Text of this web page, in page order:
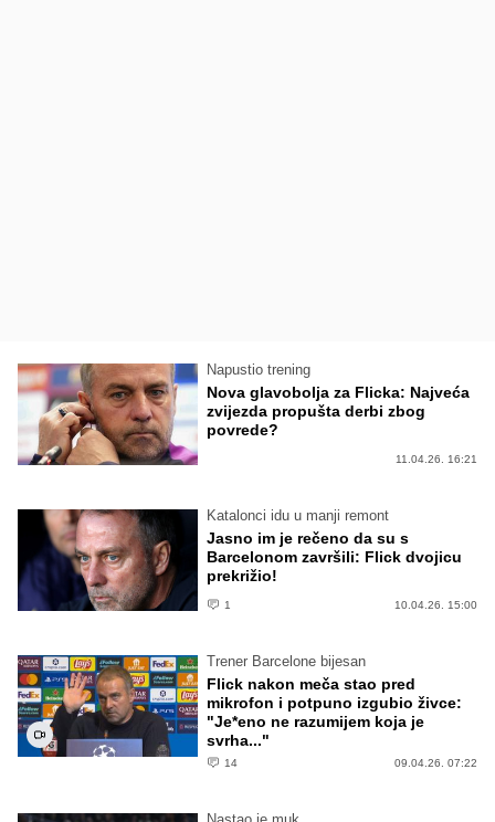
Napustio trening
Nova glavobolja za Flicka: Najveća
zvijezda propušta derbi zbog
povrede?
11.04.26. 16:21
Katalonci idu u manji remont
Jasno im je rečeno da su s
Barcelonom završili: Flick dvojicu
prekrižio!
1 10.04.26. 15:00
Trener Barcelone bijesan
Flick nakon meča stao pred
mikrofon i potpuno izgubio živce:
"Je*eno ne razumijem koja je
svrha..."
14 09.04.26. 07:22